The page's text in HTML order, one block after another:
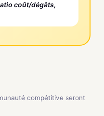
coût/dégâts,
compétitive seront